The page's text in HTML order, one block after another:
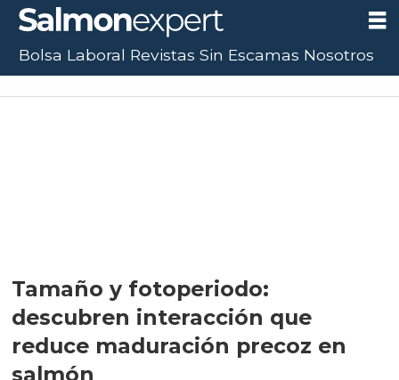
Tamaño y fotoperiodo:
descubren interacción que
reduce maduración precoz en
salmón
Bolsa Laboral Revistas Sin Escamas Nosotros